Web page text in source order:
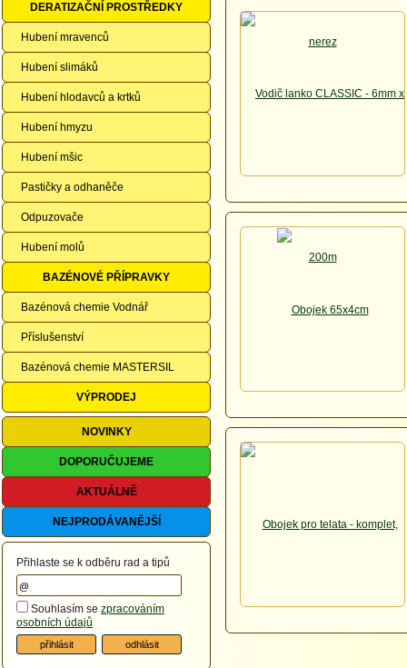
DERATIZAČNÍ PROSTŘEDKY
Hubení mravenců
Hubení slimáků
Hubení hlodavců a krtků
Hubení hmyzu
Hubení mšic
Pastičky a odhaněče
Odpuzovače
Hubení molů
BAZÉNOVÉ PŘÍPRAVKY
Bazénová chemie Vodnář
Příslušenství
Bazénová chemie MASTERSIL
VÝPRODEJ
NOVINKY
DOPORUČUJEME
AKTUÁLNĚ
NEJPRODÁVANĚJŠÍ
Přihlaste se k odběru rad a tipů
Souhlasím se zpracováním
osobních údajů